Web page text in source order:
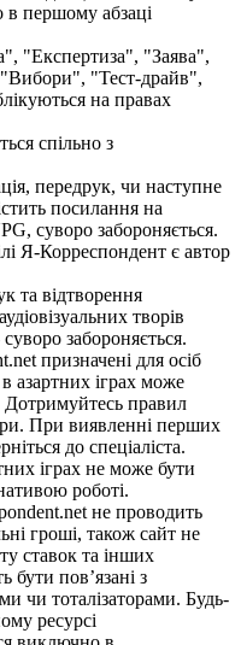
в першому абзаці
"Експертиза", "Заява",
"Тест-драйв",
на правах
спільно з
передрук, чи наступне
посилання на
суворо забороняється.
Я-Корреспондент є автор
та відтворення
творів
забороняється.
призначені для осіб
азартних іграх може
Дотримуйтесь правил
При виявленні перших
до спеціаліста.
іграх не може бути
роботі.
не проводить
гроші, також сайт не
ставок та інших
бути пов’язані з
чи тоталізаторами. Будь-
ресурсі